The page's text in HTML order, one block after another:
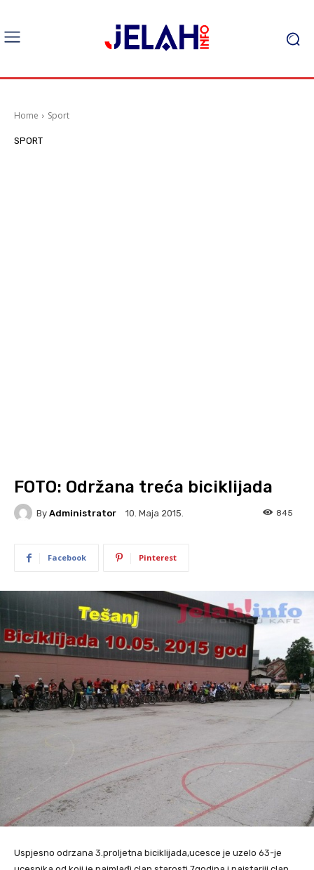
Home Sport
SPORT
FOTO: Održana treća biciklijada
By Administrator 10. Maja 2015. 845
Facebook Pinterest
Uspjesno odrzana 3.proljetna biciklijada,ucesce je uzelo 63-je